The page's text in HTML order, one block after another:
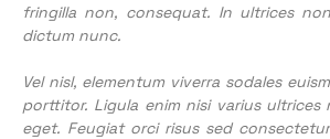
fringilla non, consequat. In ultrices
dictum nunc.
Vel nisl, elementum viverra sodales
porttitor. Ligula enim nisi varius ultrices
eget. Feugiat orci risus sed